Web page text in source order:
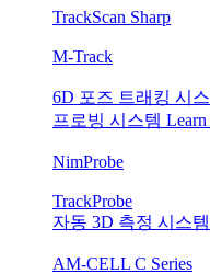
TrackScan Sharp
M-Track
6D 포즈 트래킹 시
프로빙 시스템
NimProbe
TrackProbe
자동 3D 측정 시스템
AM-CELL C Series